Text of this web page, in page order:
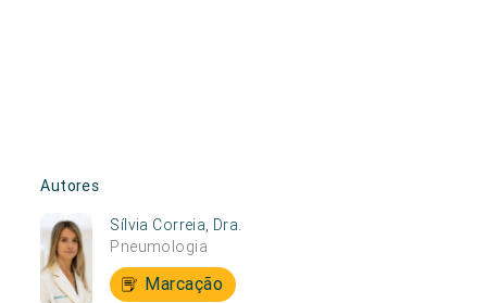
Autores
Sílvia Correia, Dra.
Pneumologia
Marcação